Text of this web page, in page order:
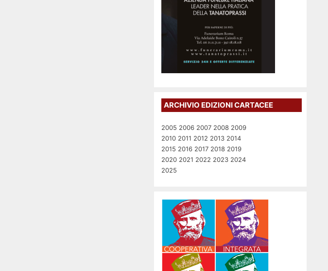
ARCHIVIO EDIZIONI CARTACEE
2005 2006 2007 2008 2009
2010 2011 2012 2013 2014
2015 2016 2017 2018 2019
2020 2021 2022 2023 2024
2025